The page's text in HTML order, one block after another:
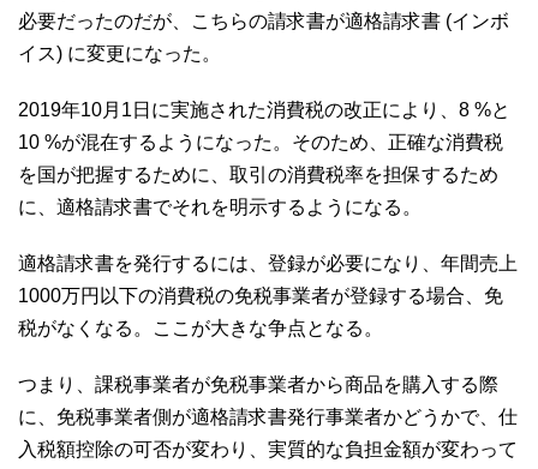
必要だったのだが、こちらの請求書が適格請求書 (インボ
イス) に変更になった。
2019年10月1日に実施された消費税の改正により、8 %と
10 %が混在するようになった。そのため、正確な消費税
を国が把握するために、取引の消費税率を担保するため
に、適格請求書でそれを明示するようになる。
適格請求書を発行するには、登録が必要になり、年間売上
1000万円以下の消費税の免税事業者が登録する場合、免
税がなくなる。ここが大きな争点となる。
つまり、課税事業者が免税事業者から商品を購入する際
に、免税事業者側が適格請求書発行事業者かどうかで、仕
入税額控除の可否が変わり、実質的な負担金額が変わって